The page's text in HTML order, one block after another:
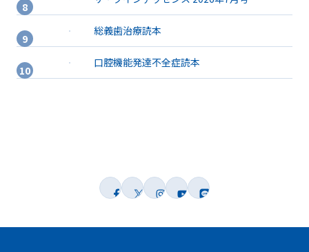
総義歯治療読本
口腔機能発達不全症読本